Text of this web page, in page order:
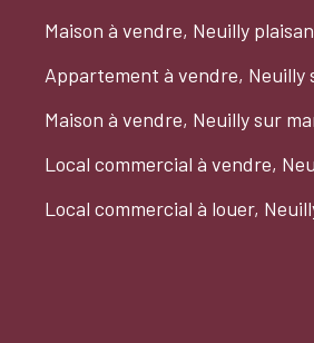
Maison à vendre, Neuilly
Appartement à vendre, Neuilly
Maison à vendre, Neuilly sur
Local commercial à vendre,
Local commercial à louer,